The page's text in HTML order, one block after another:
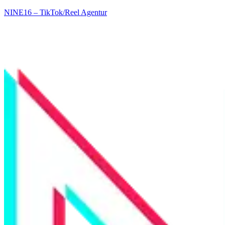
NINE16 – TikTok/Reel Agentur